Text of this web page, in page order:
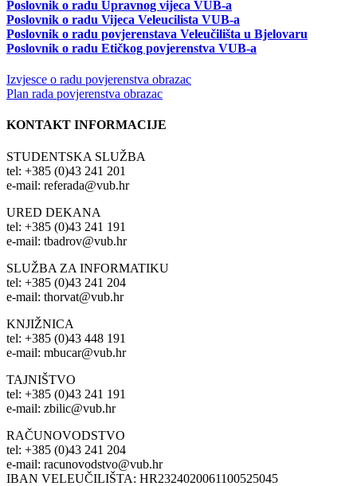
Poslovnik o radu Upravnog vijeca VUB-a
Poslovnik o radu Vijeca Veleucilista VUB-a
Poslovnik o radu povjerenstava Veleučilišta u Bjelovaru
Poslovnik o radu Etičkog povjerenstva VUB-a
Izvjesce o radu povjerenstva obrazac
Plan rada povjerenstva obrazac
KONTAKT INFORMACIJE
STUDENTSKA SLUŽBA
tel: +385 (0)43 241 201
e-mail: referada@vub.hr
URED DEKANA
tel: +385 (0)43 241 191
e-mail: tbadrov@vub.hr
SLUŽBA ZA INFORMATIKU
tel: +385 (0)43 241 204
e-mail: thorvat@vub.hr
KNJIŽNICA
tel: +385 (0)43 448 191
e-mail: mbucar@vub.hr
TAJNIŠTVO
tel: +385 (0)43 241 191
e-mail: zbilic@vub.hr
RAČUNOVODSTVO
tel: +385 (0)43 241 204
e-mail: racunovodstvo@vub.hr
IBAN VELEUČILIŠTA: HR2324020061100525045